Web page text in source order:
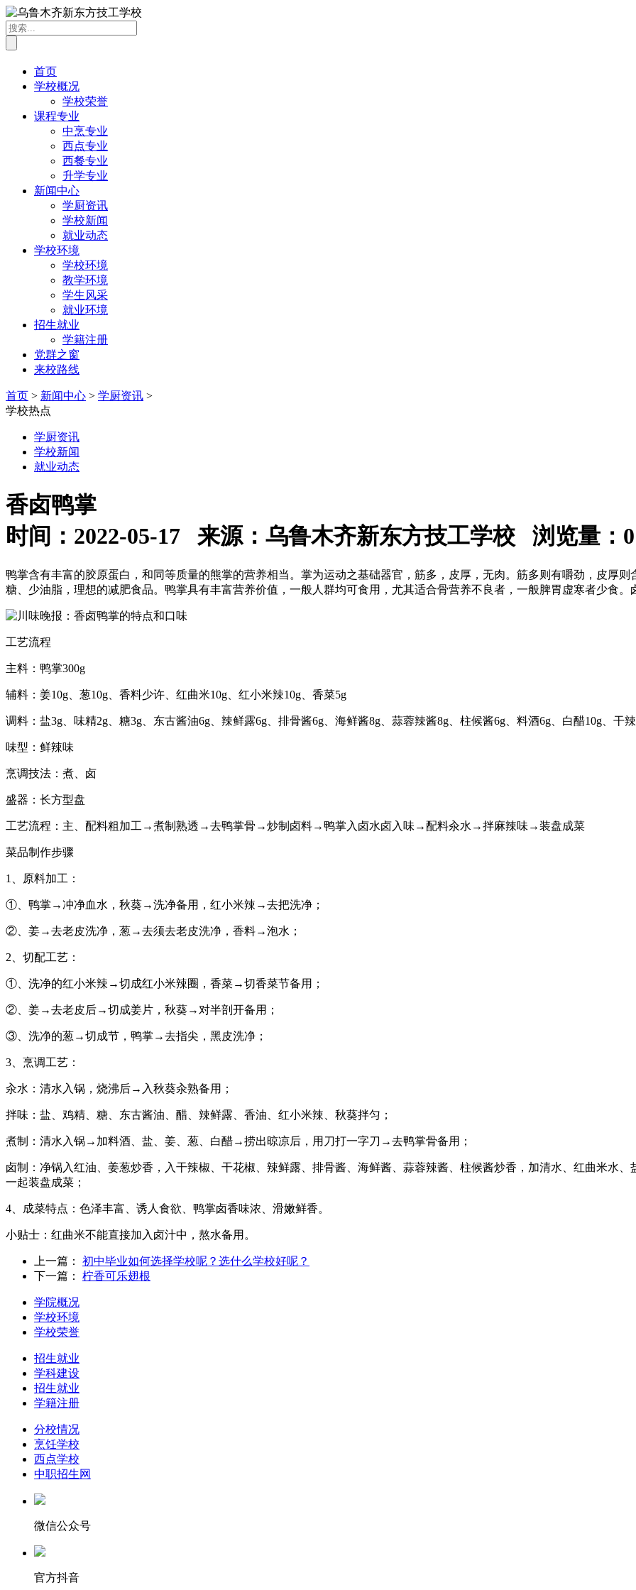
首页
学校概况
学校荣誉
课程专业
中烹专业
西点专业
西餐专业
升学专业
新闻中心
学厨资讯
学校新闻
就业动态
学校环境
学校环境
教学环境
学生风采
就业环境
招生就业
学籍注册
党群之窗
来校路线
首页 > 新闻中心 > 学厨资讯 >
学校热点
学厨资讯
学校新闻
就业动态
香卤鸭掌
时间：2022-05-17 来源：乌鲁木齐新东方技工学校 浏览量： 0
鸭掌含有丰富的胶原蛋白，和同等质量的熊掌的营养相当。掌为运动之基础器官，筋多，皮厚，无肉。筋多则有嚼劲，皮厚
糖、少油脂，理想的减肥食品。鸭掌具有丰富营养价值，一般人群均可食用，尤其适合骨营养不良者，一般脾胃虚寒者少食。
工艺流程
主料：鸭掌300g
辅料：姜10g、葱10g、香料少许、红曲米10g、红小米辣10g、香菜5g
调料：盐3g、味精2g、糖3g、东古酱油6g、辣鲜露6g、排骨酱6g、海鲜酱8g、蒜蓉辣酱8g、柱候酱6g、料酒6g、白醋10g、干
味型：鲜辣味
烹调技法：煮、卤
盛器：长方型盘
工艺流程：主、配料粗加工→煮制熟透→去鸭掌骨→炒制卤料→鸭掌入卤水卤入味→配料汆水→拌麻辣味→装盘成菜
菜品制作步骤
1、原料加工：
①、鸭掌→冲净血水，秋葵→洗净备用，红小米辣→去把洗净；
②、姜→去老皮洗净，葱→去须去老皮洗净，香料→泡水；
2、切配工艺：
①、洗净的红小米辣→切成红小米辣圈，香菜→切香菜节备用；
②、姜→去老皮后→切成姜片，秋葵→对半剖开备用；
③、洗净的葱→切成节，鸭掌→去指尖，黑皮洗净；
3、烹调工艺：
汆水：清水入锅，烧沸后→入秋葵汆熟备用；
拌味：盐、鸡精、糖、东古酱油、醋、辣鲜露、香油、红小米辣、秋葵拌匀；
煮制：清水入锅→加料酒、盐、姜、葱、白醋→捞出晾凉后，用刀打一字刀→去鸭掌骨备用；
卤制：净锅入红油、姜葱炒香，入干辣椒、干花椒、辣鲜露、排骨酱、海鲜酱、蒜蓉辣酱、柱候酱炒香，加清水、红曲米水
一起装盘成菜；
4、成菜特点：色泽丰富、诱人食欲、鸭掌卤香味浓、滑嫩鲜香。
小贴士：红曲米不能直接加入卤汁中，熬水备用。
上一篇： 初中毕业如何选择学校呢？选什么学校好呢？
下一篇： 柠香可乐翅根
学院概况
学校环境
学校荣誉
招生就业
学科建设
招生就业
学籍注册
分校情况
烹饪学校
西点学校
中职招生网
微信公众号
官方抖音